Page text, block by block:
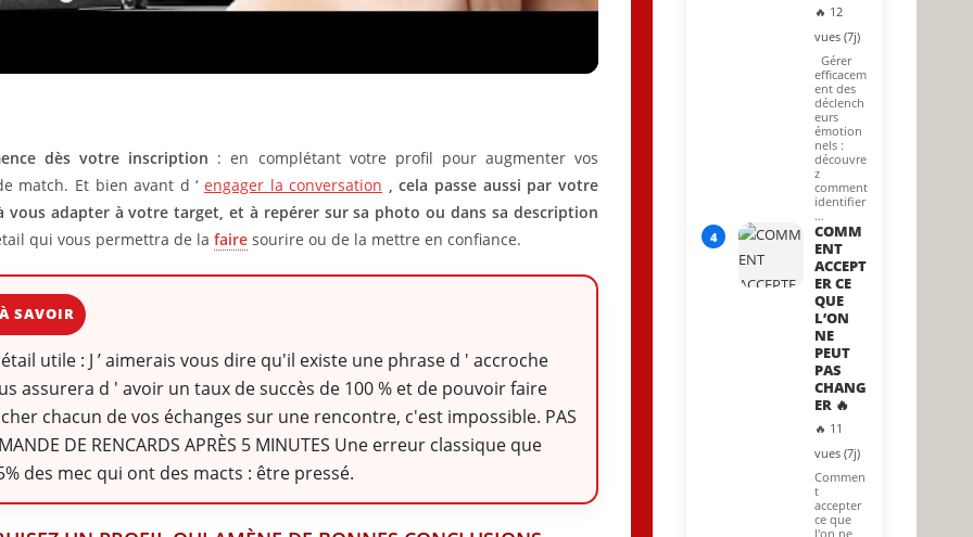
dès votre inscription : en complétant votre profil pour augmenter vos
match. Et bien avant d ‘ engager la conversation , cela passe aussi par votre
vous adapter à votre target, et à repérer sur sa photo ou dans sa description
qui vous permettra de lafaire sourire ou de la mettre en confiance.
SAVOIR
utile : J ’ aimerais vous dire qu'il existe une phrase d ' accroche
assurera d ' avoir un taux de succès de 100 % et de pouvoir faire
chacun de vos échanges sur une rencontre, c'est impossible. PAS
DE RENCARDS APRÈS 5 MINUTES Une erreur classique que
des mec qui ont des macts : être pressé.
🔥 12
vues (7j)
Gérer
efficacem
ent des
déclench
eurs
émotion
nels :
découvre
z
comment
identifier
…
4
COMM
ENT
ACCEPT
ER CE
QUE
L’ON
NE
PEUT
PAS
CHANG
ER 🔥
🔥 11
vues (7j)
Commen
t
accepter
ce que
l'on ne